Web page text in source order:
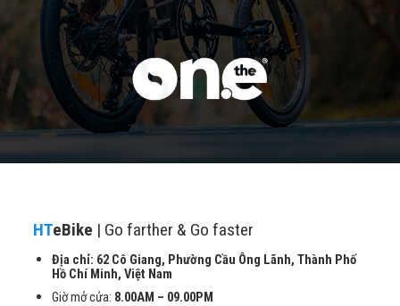
HTeBike | Go farther & Go faster
Địa chỉ: 62 Cô Giang, Phường Cầu Ông Lãnh, Thành Phố
Hồ Chí Minh, Việt Nam
Giờ mở cửa: 8.00AM – 09.00PM